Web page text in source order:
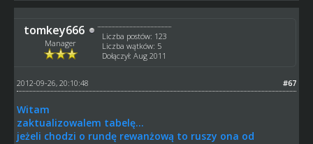
tomkey666
Manager
Liczba postów: 123
Liczba wątków: 5
Dołączył: Aug 2011
#67
2012-09-26, 20:10:48
Witam
zaktualizowalem tabelę...
jeżeli chodzi o rundę rewanżową to ruszy ona od